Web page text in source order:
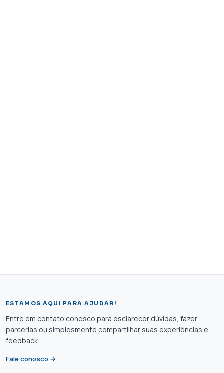
ESTAMOS AQUI PARA AJUDAR!
Entre em contato conosco para esclarecer dúvidas, fazer
parcerias ou simplesmente compartilhar suas experiências e
feedback.
Fale conosco →